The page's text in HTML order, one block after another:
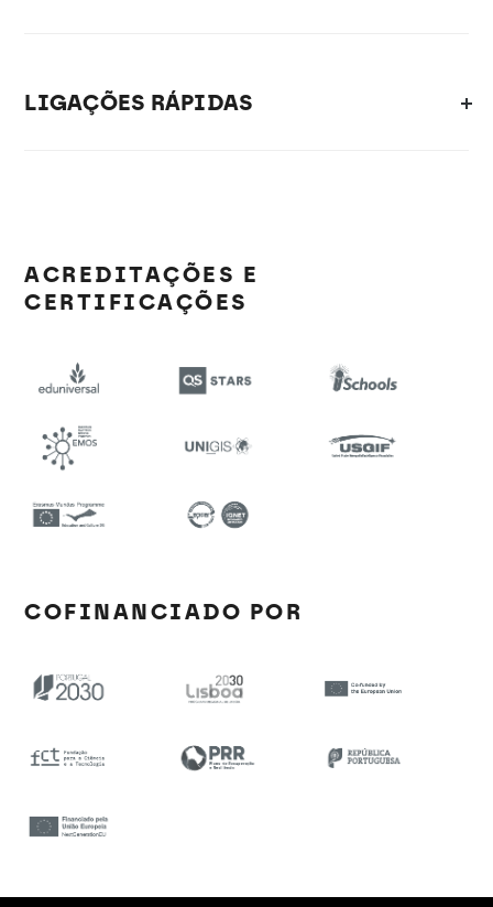
LIGAÇÕES RÁPIDAS
ACREDITAÇÕES E
CERTIFICAÇÕES
COFINANCIADO POR